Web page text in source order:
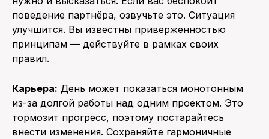
поведение партнёра, озвучьте это. Ситуация
улучшится. Вы известны приверженностью
принципам — действуйте в рамках своих
правил.
Карьера: День может показаться монотонным
из-за долгой работы над одним проектом. Это
тормозит прогресс, поэтому постарайтесь
внести изменения. Сохраняйте гармоничные